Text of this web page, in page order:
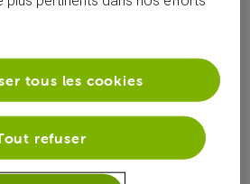
refuser
tous les cookies